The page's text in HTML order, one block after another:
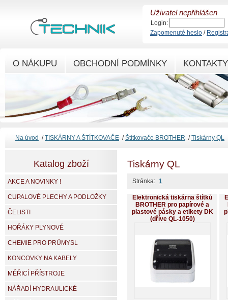
Tiskárny QL
Stránka: 1
Elektronická tiskárna štítků
BROTHER pro papírové a
plastové pásky a etikety DK
(dříve QL-1050)
Katalog zboží
AKCE A NOVINKY !
CUPALOVÉ PLECHY A PODLOŽKY
ČELISTI
HOŘÁKY PLYNOVÉ
CHEMIE PRO PRŮMYSL
KONCOVKY NA KABELY
MĚŘICÍ PŘÍSTROJE
NÁŘADÍ HYDRAULICKÉ
Na úvod /TISKÁRNY A ŠTÍTKOVAČE /Štítkovače BROTHER /Tiskárny QL
O NÁKUPU OBCHODNÍ PODMÍNKY KONTAKTY
Uživatel nepřihlášen
Login:
Zapomenuté heslo /